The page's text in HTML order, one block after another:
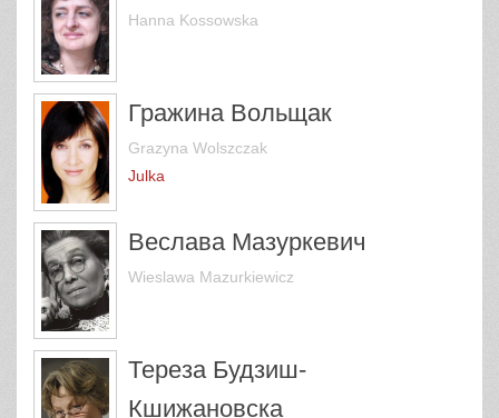
Hanna Kossowska
Гражина Вольщак
Grazyna Wolszczak
Julka
Веслава Мазуркевич
Wieslawa Mazurkiewicz
Тереза Будзиш-
Кшижановска